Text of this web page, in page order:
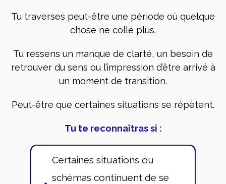
Tu traverses peut-être une période où quelque
chose ne colle plus.
Tu ressens un manque de clarté, un besoin de
retrouver du sens ou l’impression d’être arrivé à
un moment de transition.
Peut-être que certaines situations se répètent.
Tu te reconnaîtras si :
Certaines situations ou
schémas continuent de se